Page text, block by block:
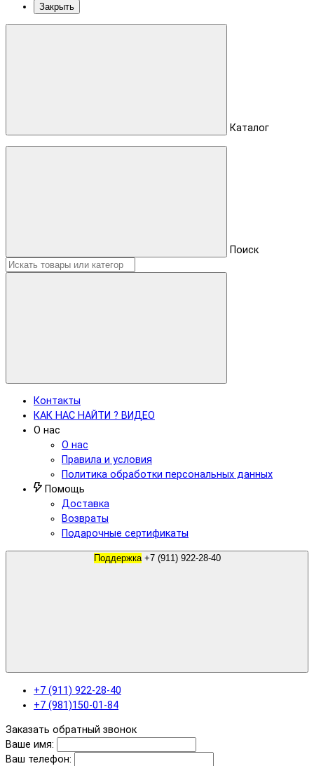
Закрыть
Каталог
Поиск
Контакты
КАК НАС НАЙТИ ? ВИДЕО
О нас
О нас
Правила и условия
Политика обработки персональных данных
Помощь
Доставка
Возвраты
Подарочные сертификаты
Поддержка +7 (911) 922-28-40
+7 (911) 922-28-40
+7 (981)150-01-84
Заказать обратный звонок
Ваше имя:
Ваш телефон: